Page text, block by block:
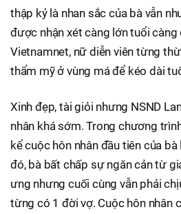
thập kỷ là nhan sắc của bà vẫn
được nhận xét càng lớn tuổi càng
Vietnamnet, nữ diễn viên từng
thẩm mỹ ở vùng má để kéo dài
Xinh đẹp, tài giỏi nhưng NSND
nhân khá sớm. Trong chương
kể cuộc hôn nhân đầu tiên của
đó, bà bất chấp sự ngăn cản từ
ưng nhưng cuối cùng vẫn phải
từng có 1 đời vợ. Cuộc hôn nhân